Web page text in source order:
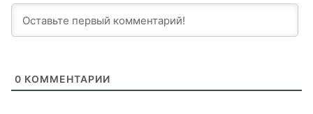
0 КОММЕНТАРИИ